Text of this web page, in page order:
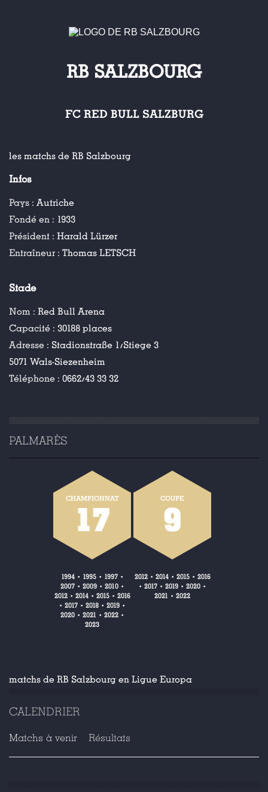
RB SALZBOURG
FC RED BULL SALZBURG
les matchs de RB Salzbourg
Infos
Pays : Autriche
Fondé en : 1933
Président : Harald Lürzer
Entraîneur : Thomas LETSCH
Stade
Nom : Red Bull Arena
Capacité : 30188 places
Adresse : Stadionstraße 1/Stiege 3
5071 Wals-Siezenheim
Téléphone : 0662/43 33 32
PALMARÈS
CHAMPIONNAT
17
1994• 1995• 1997•
2007• 2009• 2010•
2012• 2014• 2015• 2016
• 2017 • 2018 • 2019 •
2020• 2021 • 2022•
2023
COUPE
9
2012• 2014• 2015• 2016
• 2017 • 2019 • 2020 •
2021 • 2022
matchs de RB Salzbourg en Ligue Europa
CALENDRIER
Matchs à venir Résultats